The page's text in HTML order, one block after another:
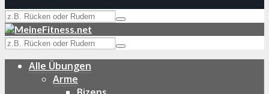
Alle Übungen
Arme